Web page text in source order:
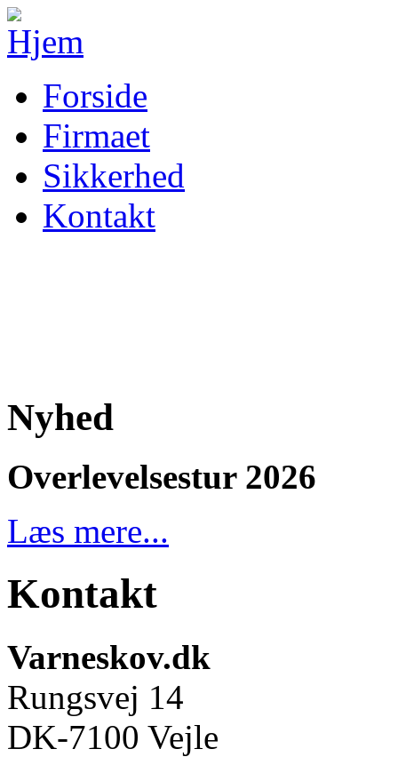
Forside
Firmaet
Sikkerhed
Kontakt
Nyhed
Overlevelsestur 2026
Læs mere...
Kontakt
Varneskov.dk
Rungsvej 14
DK-7100 Vejle